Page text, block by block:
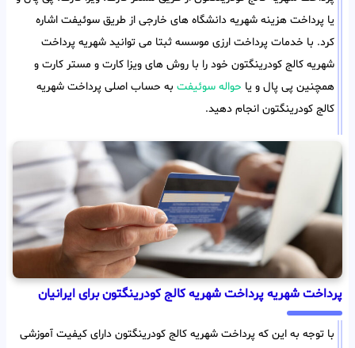
یا پرداخت هزینه شهریه دانشگاه های خارجی از طریق سوئیفت اشاره
کرد. با خدمات پرداخت ارزی موسسه ثبتا می توانید شهریه پرداخت
شهریه کالج کودرینگتون خود را با روش های ویزا کارت و مستر کارت و
همچنین پی پال و یا حواله سوئیفت به حساب اصلی پرداخت شهریه
کالج کودرینگتون انجام دهید.
پرداخت شهریه پرداخت شهریه کالج کودرینگتون برای ایرانیان
با توجه به این که پرداخت شهریه کالج کودرینگتون دارای کیفیت آموزشی